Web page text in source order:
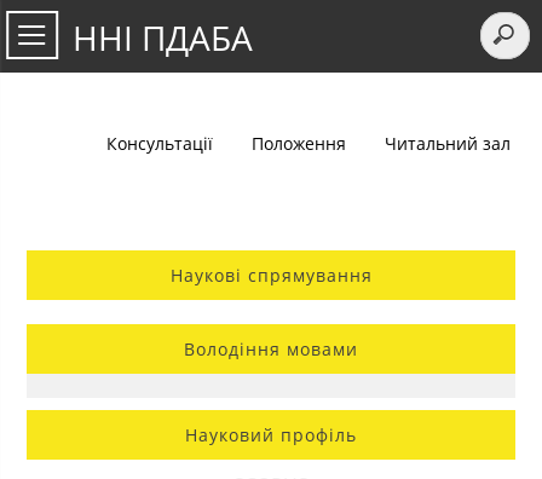
ННІ ПДАБА
Консультації Положення Читальний зал
Наукові спрямування
Володіння мовами
Науковий профіль